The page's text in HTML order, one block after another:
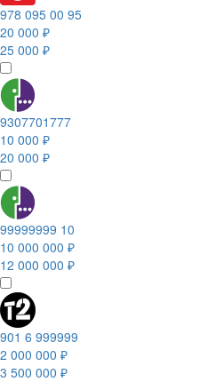
978 095 00 95
20 000 ₽
25 000 ₽
9307701777
10 000 ₽
20 000 ₽
99999999 10
10 000 000 ₽
12 000 000 ₽
901 6 999999
2 000 000 ₽
3 500 000 ₽